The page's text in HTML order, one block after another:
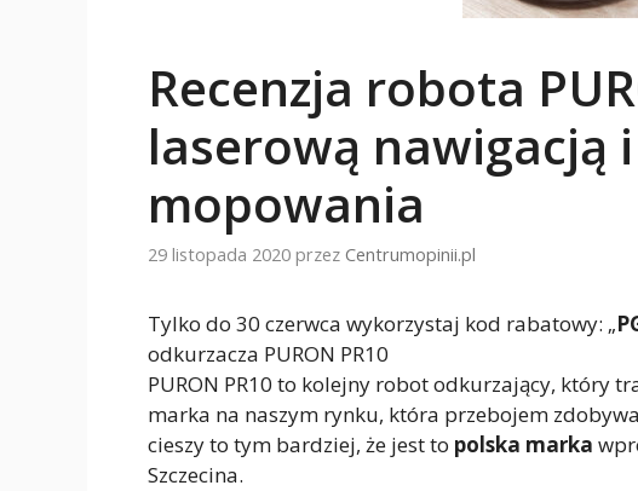
Recenzja robota
laserową nawigacją
mopowania
29 listopada 2020 przez Centrumopinii.pl
Tylko do 30 czerwca wykorzystaj kod rabatowy: „
odkurzacza PURON PR10
PURON PR10 to kolejny robot odkurzający, który
marka na naszym rynku, która przebojem
cieszy to tym bardziej, że jest to polska marka
Szczecina.